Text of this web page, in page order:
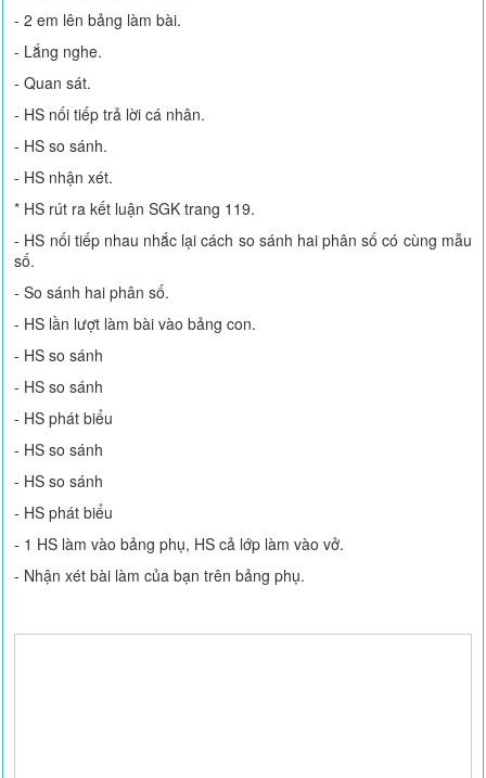
- 2 em lên bảng làm bài.
- Lắng nghe.
- Quan sát.
- HS nối tiếp trả lời cá nhân.
- HS so sánh.
- HS nhận xét.
* HS rút ra kết luận SGK trang 119.
- HS nối tiếp nhau nhắc lại cách so sánh hai phân số có cùng mẫu
số.
- So sánh hai phân số.
- HS lần lượt làm bài vào bảng con.
- HS so sánh
- HS so sánh
- HS phát biểu
- HS so sánh
- HS so sánh
- HS phát biểu
- 1 HS làm vào bảng phụ, HS cả lớp làm vào vở.
- Nhận xét bài làm của bạn trên bảng phụ.